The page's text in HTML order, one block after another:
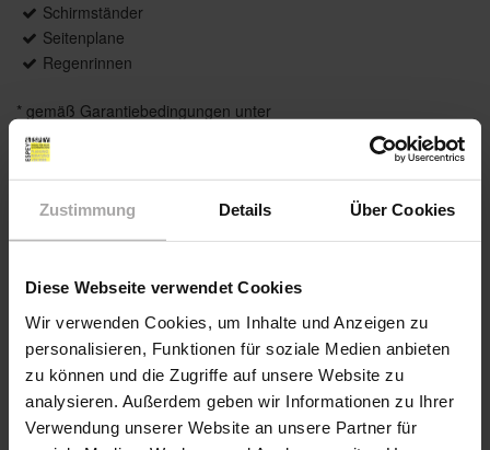
Zustimmung Details Über Cookies
Diese Webseite verwendet Cookies
Wir verwenden Cookies, um Inhalte und Anzeigen zu
personalisieren, Funktionen für soziale Medien anbieten
zu können und die Zugriffe auf unsere Website zu
analysieren. Außerdem geben wir Informationen zu Ihrer
Verwendung unserer Website an unsere Partner für
Schirmständer
Seitenplane
Regenrinnen
* gemäß Garantiebedingungen unter
www.caravita.de/garantie
Das könnte Sie auch interessieren